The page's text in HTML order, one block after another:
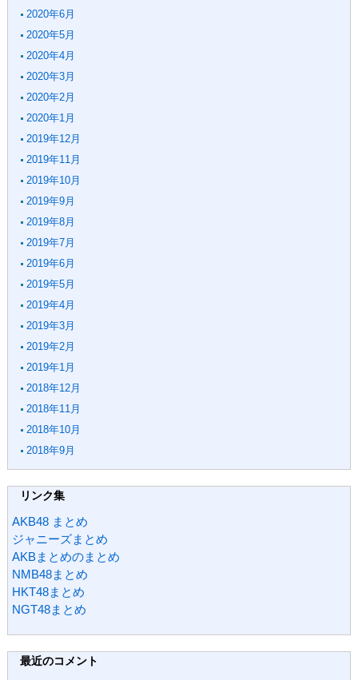
2020年6月
2020年5月
2020年4月
2020年3月
2020年2月
2020年1月
2019年12月
2019年11月
2019年10月
2019年9月
2019年8月
2019年7月
2019年6月
2019年5月
2019年4月
2019年3月
2019年2月
2019年1月
2018年12月
2018年11月
2018年10月
2018年9月
リンク集
AKB48 まとめ
ジャニーズまとめ
AKBまとめのまとめ
NMB48まとめ
HKT48まとめ
NGT48まとめ
最近のコメント